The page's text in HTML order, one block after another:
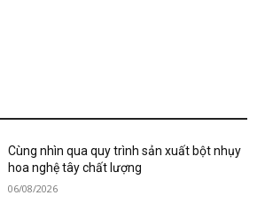
Cùng nhìn qua quy trình sản xuất bột nhụy
hoa nghệ tây chất lượng
06/08/2026